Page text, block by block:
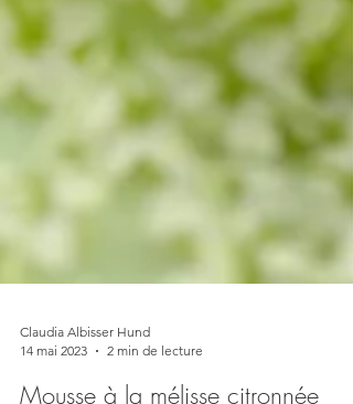
14 mai 2023
2 min de lecture